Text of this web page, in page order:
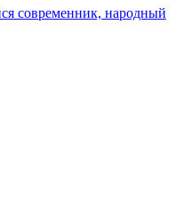
современник, народный